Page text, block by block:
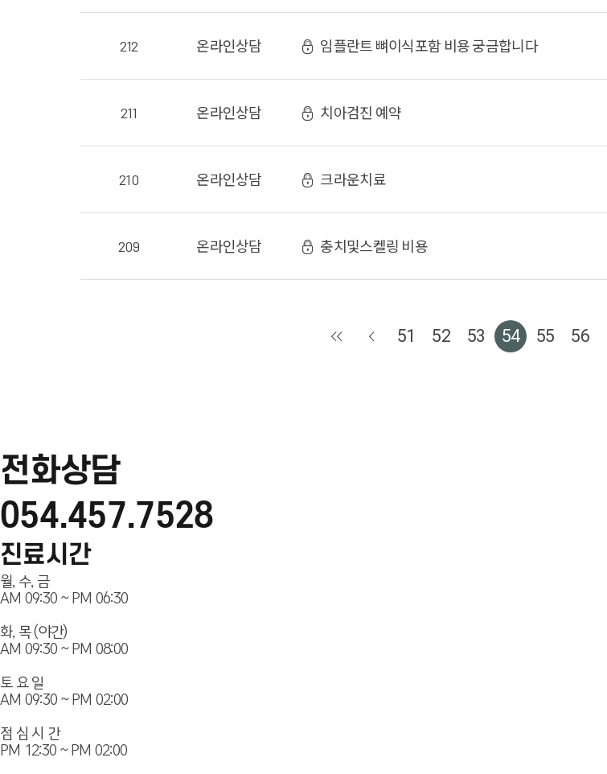
212 온라인상담 임플란트 뼈이식포함 비용 궁금합니다
211 온라인상담 치아검진 예약
210 온라인상담 크라운치료
209 온라인상담 충치및스켈링 비용
51 52 53 54 55 56
전화상담
054.457.7528
진료시간
월, 수, 금
AM 09:30 ~ PM 06:30
화, 목 (야간)
AM 09:30 ~ PM 08:00
토 요 일
AM 09:30 ~ PM 02:00
점 심 시 간
PM 12:30 ~ PM 02:00